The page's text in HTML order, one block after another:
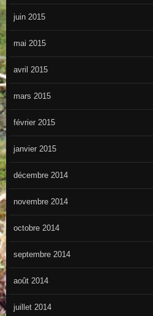
juin 2015
mai 2015
avril 2015
mars 2015
février 2015
janvier 2015
décembre 2014
novembre 2014
octobre 2014
septembre 2014
août 2014
juillet 2014